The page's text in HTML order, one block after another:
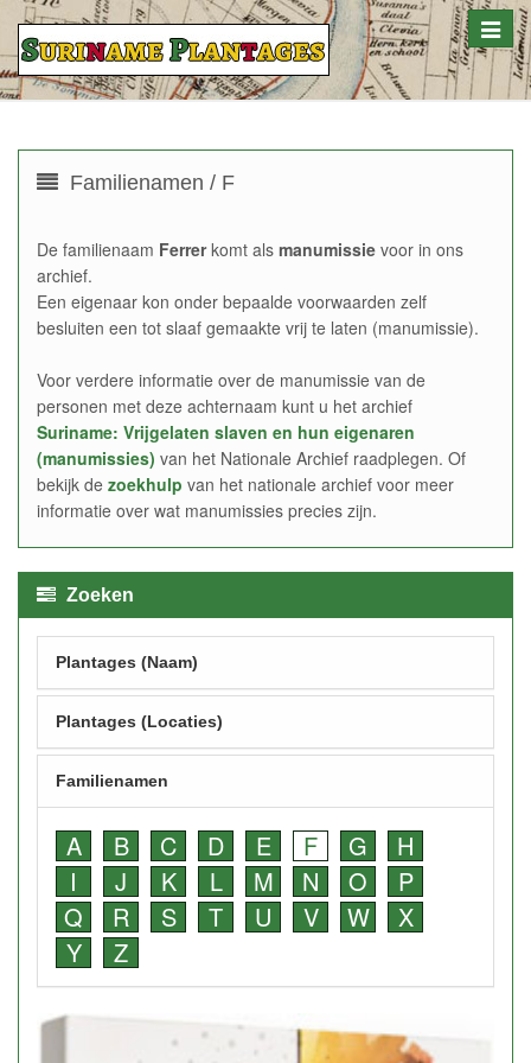
Toggle
Familienamen / F
De familienaam Ferrerkomt als manumissie voor in ons
archief.
Een eigenaar kon onder bepaalde voorwaarden zelf
besluiten een tot slaaf gemaakte vrij te laten (manumissie).
Voor verdere informatie over de manumissie van de
personen met deze achternaam kunt u het archief
Suriname: Vrijgelaten slaven en hun eigenaren
(manumissies) van het Nationale Archief raadplegen. Of
bekijk de zoekhulp van het nationale archief voor meer
informatie over wat manumissies precies zijn.
Zoeken
Plantages (Naam)
Plantages (Locaties)
Familienamen
A B C D E F G
H
I
J K L M N O
P
Q
R S T U V W
X
Y
Z